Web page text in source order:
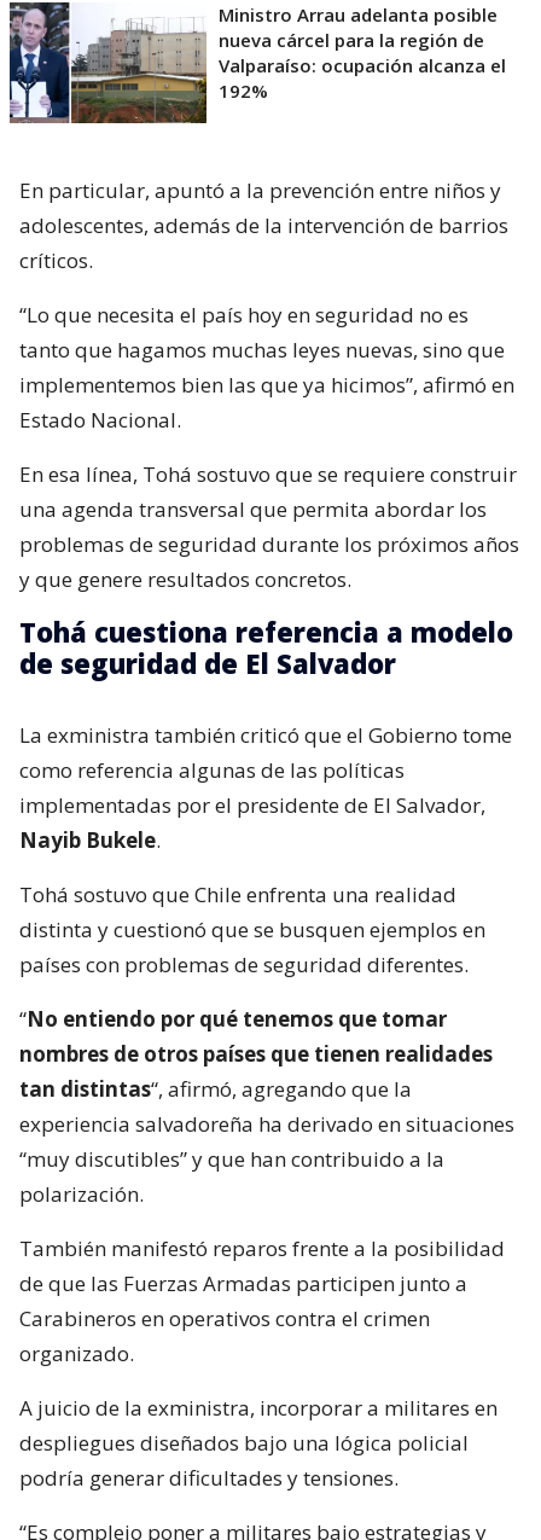
Ministro Arrau adelanta posible
nueva cárcel para la región de
Valparaíso: ocupación alcanza el
192%
En particular, apuntó a la prevención entre niños y
adolescentes, además de la intervención de barrios
críticos.
“Lo que necesita el país hoy en seguridad no es
tanto que hagamos muchas leyes nuevas, sino que
implementemos bien las que ya hicimos”, afirmó en
Estado Nacional.
En esa línea, Tohá sostuvo que se requiere construir
una agenda transversal que permita abordar los
problemas de seguridad durante los próximos años
y que genere resultados concretos.
Tohá cuestiona referencia a modelo
de seguridad de El Salvador
La exministra también criticó que el Gobierno tome
como referencia algunas de las políticas
implementadas por el presidente de El Salvador,
Nayib Bukele.
Tohá sostuvo que Chile enfrenta una realidad
distinta y cuestionó que se busquen ejemplos en
países con problemas de seguridad diferentes.
“No entiendo por qué tenemos que tomar
nombres de otros países que tienen realidades
tan distintas“, afirmó, agregando que la
experiencia salvadoreña ha derivado en situaciones
“muy discutibles” y que han contribuido a la
polarización.
También manifestó reparos frente a la posibilidad
de que las Fuerzas Armadas participen junto a
Carabineros en operativos contra el crimen
organizado.
A juicio de la exministra, incorporar a militares en
despliegues diseñados bajo una lógica policial
podría generar dificultades y tensiones.
“Es complejo poner a militares bajo estrategias y